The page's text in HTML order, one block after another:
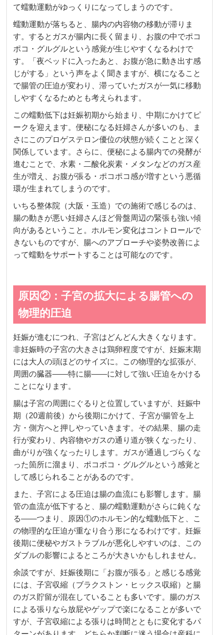
て蠕動運動がゆっくりになってしまうのです。
蠕動運動が落ちると、腸内の内容物の移動が滞りま
す。するとガスが腸内に長く留まり、お腹の中でポコ
ポコ・グルグルという感覚が生じやすくなるわけで
す。「夜ベッドに入ったあと、お腹が急に動き出す感
じがする」という声をよく聞きますが、横になること
で腸管の圧迫が変わり、滞っていたガスが一気に移動
しやすくなるためとも考えられます。
この蠕動低下は妊娠初期から始まり、中期にかけてピ
ークを迎えます。便秘になる妊婦さんが多いのも、ま
さにこのプロゲステロン優位の状態が続くことと深く
関係しています。さらに、便秘による腸内での発酵が
進むことで、水素・二酸化炭素・メタンなどのガス産
生が増え、お腹が張る・ポコポコ感が増すという悪循
環が生まれてしまうのです。
いちる整体院（大阪・玉造）での施術で感じるのは、
腸の動きが悪い妊婦さんほど骨盤周辺の緊張も強い傾
向があるということ。ホルモン変化はコントロールで
きないものですが、腸へのアプローチや姿勢改善によ
って蠕動をサポートすることは可能なのです。
原因②：子宮の拡大による腸管への
物理的圧迫
妊娠が進むにつれ、子宮はどんどん大きくなります。
非妊娠時の子宮の大きさは鶏卵程度ですが、妊娠末期
には大人の頭ほどのサイズに。この物理的な拡張が、
周囲の臓器——特に腸——に対して強い圧迫をかける
ことになります。
腸は子宮の周囲にぐるりと位置していますが、妊娠中
期（20週前後）から後期にかけて、子宮が腸管を上
方・側方へと押しやっていきます。その結果、腸の走
行が変わり、内容物やガスの通り道が狭くなったり、
曲がりが強くなったりします。ガスが通過しづらくな
った箇所に溜まり、ポコポコ・グルグルという感覚と
して感じられることがあるのです。
また、子宮による圧迫は腸の血流にも影響します。腸
管の血流が低下すると、腸の蠕動運動がさらに鈍くな
る——つまり、原因①のホルモン的な蠕動低下と、こ
の物理的な圧迫が重なり合う形になるわけです。妊娠
後期に便秘やガストラブルが悪化しやすいのは、この
ダブルの影響によるところが大きいかもしれません。
余談ですが、妊娠後期に「お腹が張る」と感じる感覚
には、子宮収縮（ブラクストン・ヒックス収縮）と腸
のガス貯留が混在していることも多いです。腸のガス
による張りなら放屁やゲップで楽になることが多いで
すが、子宮収縮による張りは時間とともに変化するパ